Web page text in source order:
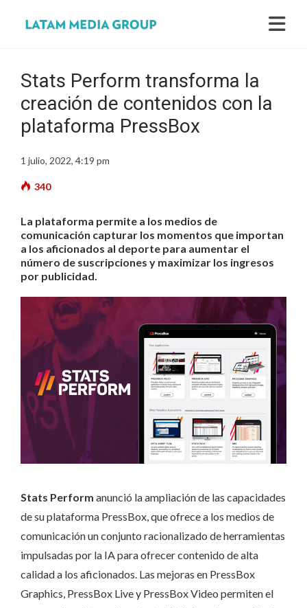
Stats Perform transforma la
creación de contenidos con la
plataforma PressBox
1 julio, 2022, 4:19 pm
340
La plataforma permite a los medios de
comunicación capturar los momentos que importan
a los aficionados al deporte para aumentar el
número de suscripciones y maximizar los ingresos
por publicidad.
Stats Perform anunció la ampliación de las capacidades
de su plataforma PressBox, que ofrece a los medios de
comunicación un conjunto racionalizado de herramientas
impulsadas por la IA para ofrecer contenido de alta
calidad a los aficionados. Las mejoras en PressBox
Graphics, PressBox Live y PressBox Video permiten el